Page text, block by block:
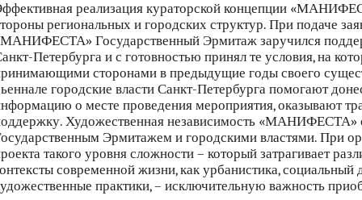
реализация кураторской концепции
региональных и городских структур. При подаче
Государственный Эрмитаж заручился
Петербурга и с готовностью принял те условия, на
сторонами в предыдущие годы своего
городские власти Санкт-Петербурга помогают
о месте проведения мероприятия, оказывают
Художественная независимость «МАНИФЕСТА»
Эрмитажем и городскими властями. При
такого уровня сложности – который затрагивает
современной жизни, как урбанистика, социальный
практики, – исключительную важность